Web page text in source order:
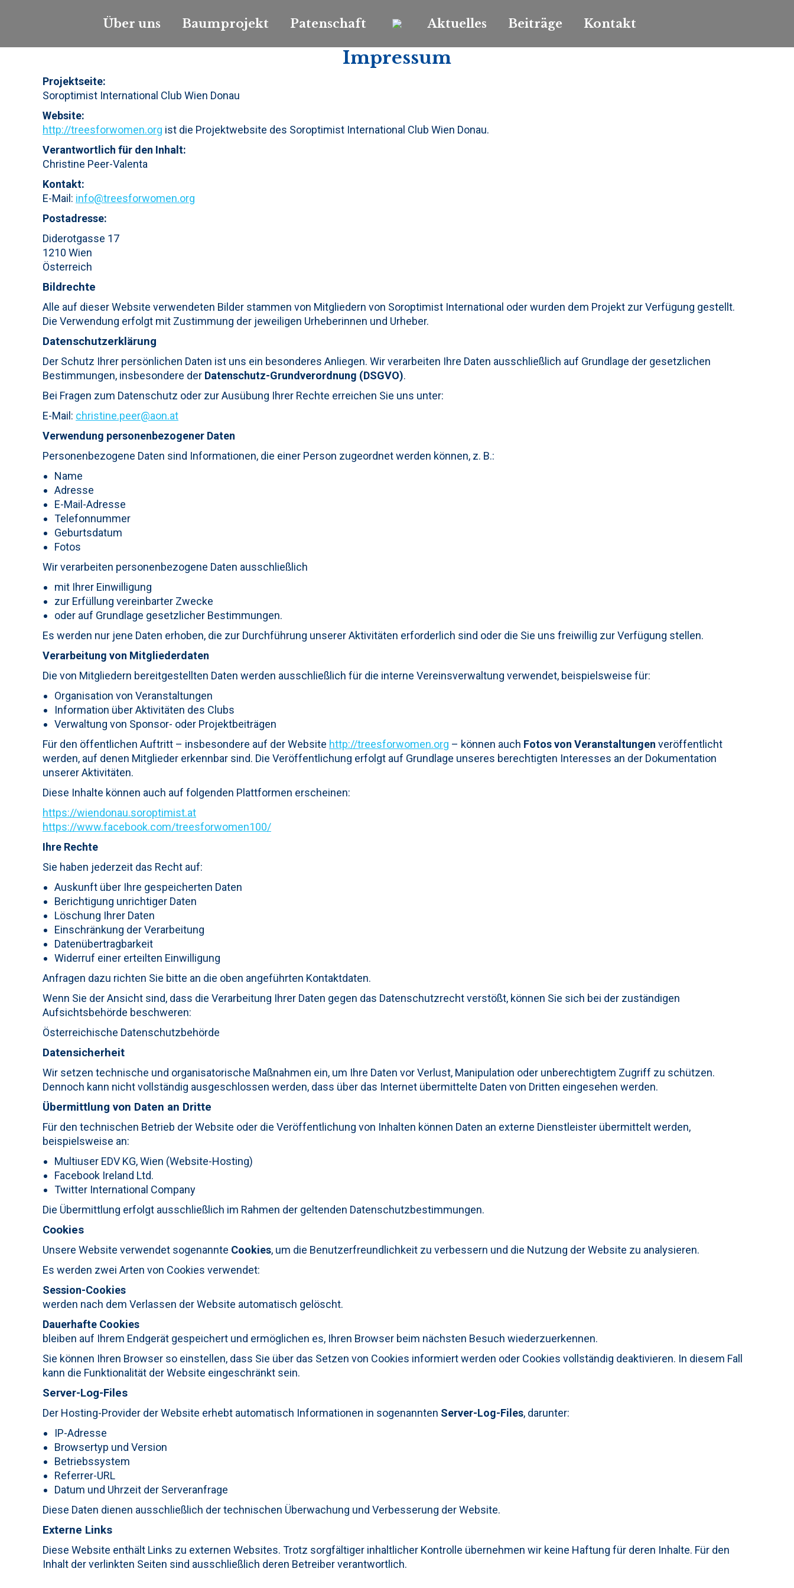
Über uns Baumprojekt Patenschaft Aktuelles Beiträge Kontakt
Impressum
Projektseite:
Soroptimist International Club Wien Donau
Website:
http://treesforwomen.org ist die Projektwebsite des Soroptimist International Club Wien Donau.
Verantwortlich für den Inhalt:
Christine Peer-Valenta
Kontakt:
E-Mail: info@treesforwomen.org
Postadresse:
Diderotgasse 17
1210 Wien
Österreich
Bildrechte
Alle auf dieser Website verwendeten Bilder stammen von Mitgliedern von Soroptimist International oder wurden dem Projekt zur Verfügung gestellt.
Die Verwendung erfolgt mit Zustimmung der jeweiligen Urheberinnen und Urheber.
Datenschutzerklärung
Der Schutz Ihrer persönlichen Daten ist uns ein besonderes Anliegen. Wir verarbeiten Ihre Daten ausschließlich auf Grundlage der gesetzlichen
Bestimmungen, insbesondere der Datenschutz-Grundverordnung (DSGVO).
Bei Fragen zum Datenschutz oder zur Ausübung Ihrer Rechte erreichen Sie uns unter:
E-Mail: christine.peer@aon.at
Verwendung personenbezogener Daten
Personenbezogene Daten sind Informationen, die einer Person zugeordnet werden können, z. B.:
Name
Adresse
E-Mail-Adresse
Telefonnummer
Geburtsdatum
Fotos
Wir verarbeiten personenbezogene Daten ausschließlich
mit Ihrer Einwilligung
zur Erfüllung vereinbarter Zwecke
oder auf Grundlage gesetzlicher Bestimmungen.
Es werden nur jene Daten erhoben, die zur Durchführung unserer Aktivitäten erforderlich sind oder die Sie uns freiwillig zur Verfügung stellen.
Verarbeitung von Mitgliederdaten
Die von Mitgliedern bereitgestellten Daten werden ausschließlich für die interne Vereinsverwaltung verwendet, beispielsweise für:
Organisation von Veranstaltungen
Information über Aktivitäten des Clubs
Verwaltung von Sponsor- oder Projektbeiträgen
Für den öffentlichen Auftritt – insbesondere auf der Website http://treesforwomen.org – können auch Fotos von Veranstaltungen veröffentlicht
werden, auf denen Mitglieder erkennbar sind. Die Veröffentlichung erfolgt auf Grundlage unseres berechtigten Interesses an der Dokumentation
unserer Aktivitäten.
Diese Inhalte können auch auf folgenden Plattformen erscheinen:
https://wiendonau.soroptimist.at
https://www.facebook.com/treesforwomen100/
Ihre Rechte
Sie haben jederzeit das Recht auf:
Auskunft über Ihre gespeicherten Daten
Berichtigung unrichtiger Daten
Löschung Ihrer Daten
Einschränkung der Verarbeitung
Datenübertragbarkeit
Widerruf einer erteilten Einwilligung
Anfragen dazu richten Sie bitte an die oben angeführten Kontaktdaten.
Wenn Sie der Ansicht sind, dass die Verarbeitung Ihrer Daten gegen das Datenschutzrecht verstößt, können Sie sich bei der zuständigen
Aufsichtsbehörde beschweren:
Österreichische Datenschutzbehörde
Datensicherheit
Wir setzen technische und organisatorische Maßnahmen ein, um Ihre Daten vor Verlust, Manipulation oder unberechtigtem Zugriff zu schützen.
Dennoch kann nicht vollständig ausgeschlossen werden, dass über das Internet übermittelte Daten von Dritten eingesehen werden.
Übermittlung von Daten an Dritte
Für den technischen Betrieb der Website oder die Veröffentlichung von Inhalten können Daten an externe Dienstleister übermittelt werden,
beispielsweise an:
Multiuser EDV KG, Wien (Website-Hosting)
Facebook Ireland Ltd.
Twitter International Company
Die Übermittlung erfolgt ausschließlich im Rahmen der geltenden Datenschutzbestimmungen.
Cookies
Unsere Website verwendet sogenannte Cookies, um die Benutzerfreundlichkeit zu verbessern und die Nutzung der Website zu analysieren.
Es werden zwei Arten von Cookies verwendet:
Session-Cookies
werden nach dem Verlassen der Website automatisch gelöscht.
Dauerhafte Cookies
bleiben auf Ihrem Endgerät gespeichert und ermöglichen es, Ihren Browser beim nächsten Besuch wiederzuerkennen.
Sie können Ihren Browser so einstellen, dass Sie über das Setzen von Cookies informiert werden oder Cookies vollständig deaktivieren. In diesem Fall
kann die Funktionalität der Website eingeschränkt sein.
Server-Log-Files
Der Hosting-Provider der Website erhebt automatisch Informationen in sogenannten Server-Log-Files, darunter:
IP-Adresse
Browsertyp und Version
Betriebssystem
Referrer-URL
Datum und Uhrzeit der Serveranfrage
Diese Daten dienen ausschließlich der technischen Überwachung und Verbesserung der Website.
Externe Links
Diese Website enthält Links zu externen Websites. Trotz sorgfältiger inhaltlicher Kontrolle übernehmen wir keine Haftung für deren Inhalte. Für den
Inhalt der verlinkten Seiten sind ausschließlich deren Betreiber verantwortlich.